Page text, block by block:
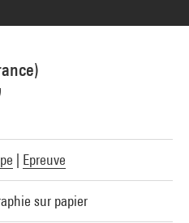
Epreuve
sur papier
MNAM-CCI/Service de la documentation